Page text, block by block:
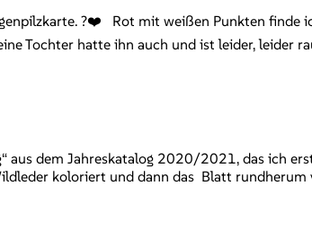
?❤️ Rot mit weißen Punkten finde
Tochter hatte ihn auch und ist leider, leider
aus dem Jahreskatalog 2020/2021, das ich
koloriert und dann das Blatt